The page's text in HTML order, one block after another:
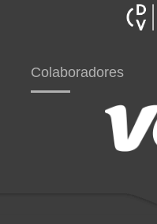
Colaboradores